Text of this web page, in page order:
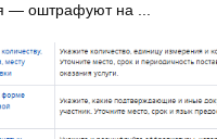
— оштрафуют на ...